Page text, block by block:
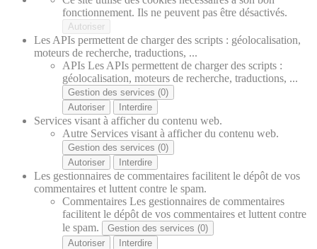
fonctionnement. Ils ne peuvent pas être désactivés.
Autoriser
Les APIs permettent de charger des scripts : géolocalisation,
moteurs de recherche, traductions, ...
APIs Les APIs permettent de charger des scripts :
géolocalisation, moteurs de recherche, traductions, ...
Gestion des services (0)
Autoriser
Interdire
Services visant à afficher du contenu web.
Autre Services visant à afficher du contenu web.
Gestion des services (0)
Autoriser
Interdire
Les gestionnaires de commentaires facilitent le dépôt de vos
commentaires et luttent contre le spam.
Commentaires Les gestionnaires de commentaires
facilitent le dépôt de vos commentaires et luttent contre
le spam.
Gestion des services (0)
Autoriser
Interdire